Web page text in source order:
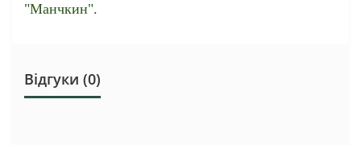
"Манчкин".
Відгуки (0)